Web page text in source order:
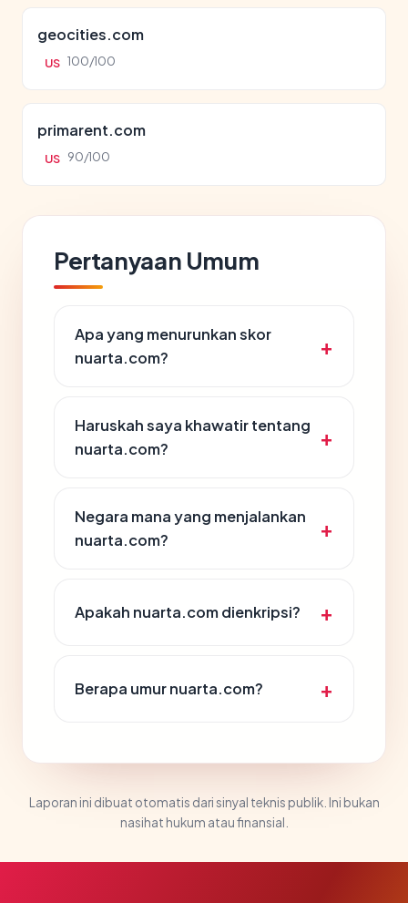
geocities.com
US 100/100
primarent.com
US 90/100
Pertanyaan Umum
Apa yang menurunkan skor
nuarta.com?
Haruskah saya khawatir tentang
nuarta.com?
Negara mana yang menjalankan
nuarta.com?
Apakah nuarta.com dienkripsi?
Berapa umur nuarta.com?
Laporan ini dibuat otomatis dari sinyal teknis publik. Ini bukan
nasihat hukum atau finansial.